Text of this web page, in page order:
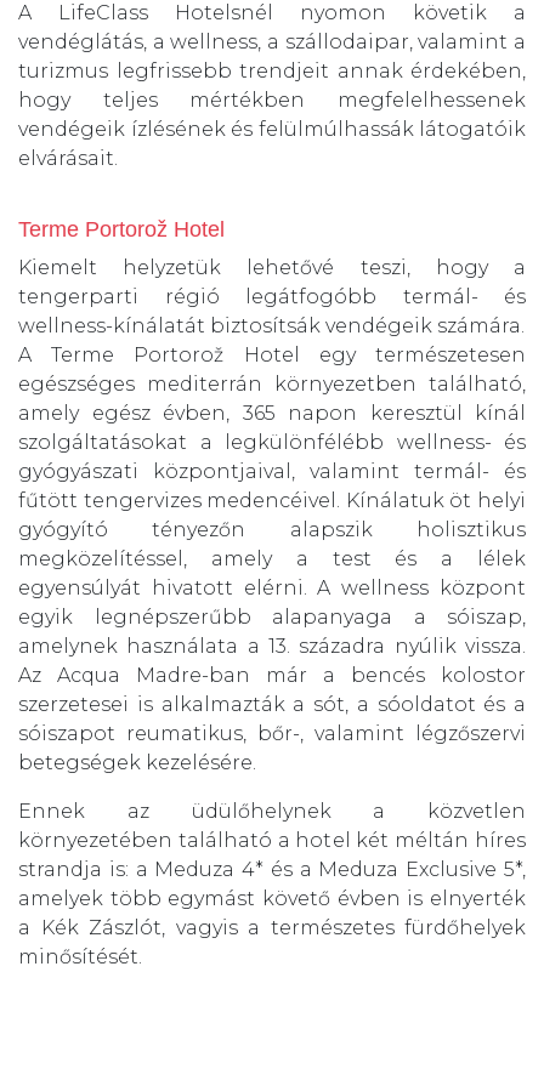
A LifeClass Hotelsnél nyomon követik a
vendéglátás, a wellness, a szállodaipar, valamint a
turizmus legfrissebb trendjeit annak érdekében,
hogy teljes mértékben megfelelhessenek
vendégeik ízlésének és felülmúlhassák látogatóik
elvárásait.
Terme Portorož Hotel
Kiemelt helyzetük lehetővé teszi, hogy a
tengerparti régió legátfogóbb termál- és
wellness-kínálatát biztosítsák vendégeik számára.
A Terme Portorož Hotel egy természetesen
egészséges mediterrán környezetben található,
amely egész évben, 365 napon keresztül kínál
szolgáltatásokat a legkülönfélébb wellness- és
gyógyászati központjaival, valamint termál- és
fűtött tengervizes medencéivel. Kínálatuk öt helyi
gyógyító tényezőn alapszik holisztikus
megközelítéssel, amely a test és a lélek
egyensúlyát hivatott elérni. A wellness központ
egyik legnépszerűbb alapanyaga a sóiszap,
amelynek használata a 13. századra nyúlik vissza.
Az Acqua Madre-ban már a bencés kolostor
szerzetesei is alkalmazták a sót, a sóoldatot és a
sóiszapot reumatikus, bőr-, valamint légzőszervi
betegségek kezelésére.
Ennek az üdülőhelynek a közvetlen
környezetében található a hotel két méltán híres
strandja is: a Meduza 4* és a Meduza Exclusive 5*,
amelyek több egymást követő évben is elnyerték
a Kék Zászlót, vagyis a természetes fürdőhelyek
minősítését.